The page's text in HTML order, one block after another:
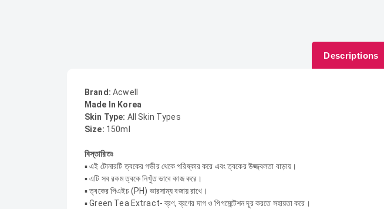
Descriptions
Brand:Acwell
Made In Korea
Skin Type: All Skin Types
Size: 150ml
বিস্তারিতঃ
▪ এই টোনারটি ত্বকের গভীর থেকে পরিষ্কার করে এবং ত্বকের উজ্জ্বলতা বাড়ায়।
▪ এটি সব রকম ত্বকে নিখুঁত ভাবে কাজ করে।
▪ ত্বকের পিএইচ (PH) ভারসাম্য বজায় রাখে।
▪ Green Tea Extract- ব্রণ, ব্রণের দাগ ও পিগমেন্টেশন দূর করতে সহায়তা করে।